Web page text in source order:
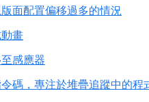
面配置偏移過多的情況
畫
感應器
碼，專注於堆疊追蹤中的程